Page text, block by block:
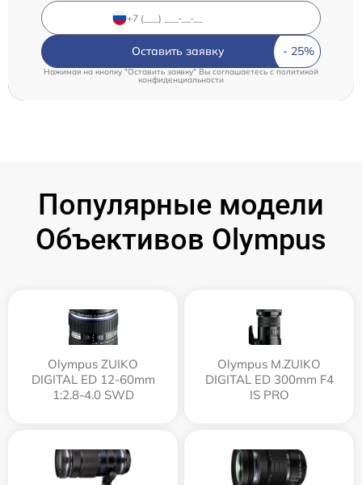
Оставить заявку
Нажимая на кнопку "Оставить заявку" Вы соглашаетесь c политикой
конфиденциальности
Популярные модели
Объективов Olympus
Olympus ZUIKO
DIGITAL ED 12-60mm
1:2.8-4.0 SWD
Olympus M.ZUIKO
DIGITAL ED 300mm F4
IS PRO